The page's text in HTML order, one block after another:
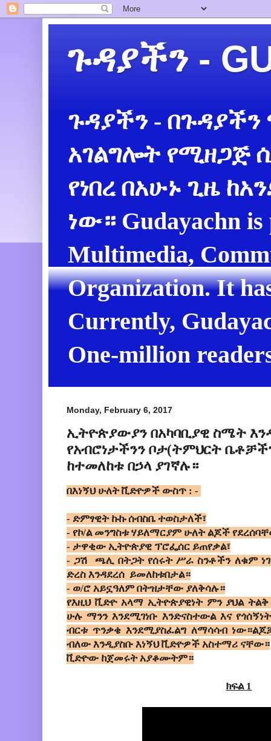
ጉዳያችን -
ጉዳያችን -
አገልግሎት የሚዘጋጅ
የነበረ በአሁኑ ጊዜ
ነው። Gudayachn is
Multimedia,
Organization. It
Currently,
One-million
Monday, February 6, 2017
ኢትዮጵያውያን በአካባቢያዊ ስሜት
የአብሮነታችንን ቦታ(ትምህርት
ከተመለከቱ በኃላ ያገኛሉ።
በእነኝህ ሁለት ቪድዮዎች ውስጥ : -
- ድምፃዊት ኩኩ ሰብስቤ ተወስታለች፣
- የኮ/ል መንግስቱ ሃይለማርያም ሁለት ልጆች
- ታዋቂው ኢትዮጵያዊ ፕሮፌሰር ይጠየቃል፣
- ጋሽ ጫሊ በትጋት የሰሩት ሥራ ስንቶችን ለቁም
ድረስ እንዳደረሰ ይመለከቱበታል።
- ወ/ሮ አይኗዓለም በትዝታቸው ያለቅሳሉ።
የእዚህ ቪድዮ አላማ ኢትዮጵያዊነት ምን ያህል ትልቅ
ሁሉ ማንን እንደሚገነቡ እንድናስተውል እና
ብርቱ ጥንቃቄ እንደሚያስፈልግ ለማሳሳብ
ብለው እንዲያስቡ እነኝህ ቪድዮዎች አስተማሪ ናቸው።
ቪድዮው ከጀመሩት አያቆሙትም።
ክፍል 1